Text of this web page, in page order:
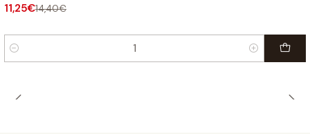
11,25€14,40€
Quantidade